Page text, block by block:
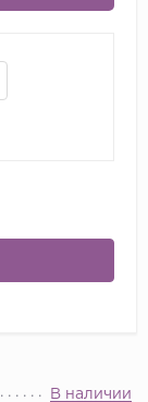
В наличии